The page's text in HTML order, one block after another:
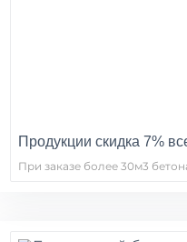
Продукции скидка 7%
При заказе более 30м3